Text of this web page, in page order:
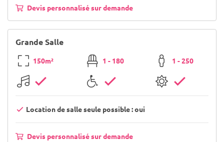
Devis personnalisé sur demande
Grande Salle
150m² 1 - 180 1 - 250
Location de salle seule possible : oui
Devis personnalisé sur demande